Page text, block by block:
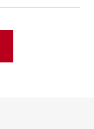
donc plus
[…]